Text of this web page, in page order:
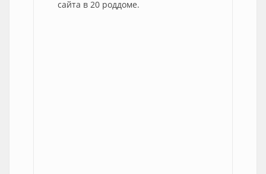
сайта в 20 роддоме.